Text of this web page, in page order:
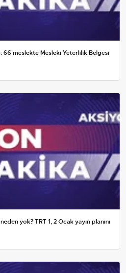
66 meslekte Mesleki Yeterlilik Belgesi
yok? TRT 1, 2 Ocak yayın planını